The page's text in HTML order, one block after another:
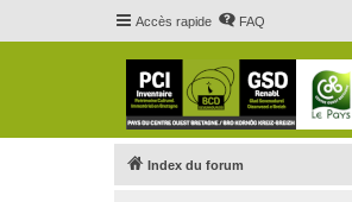
Accès rapide FAQ
Index du forum